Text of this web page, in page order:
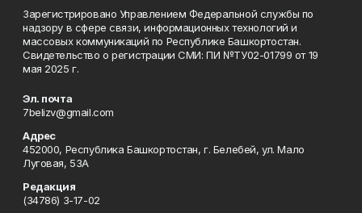
Зарегистрировано Управлением Федеральной службы по
надзору в сфере связи, информационных технологий и
массовых коммуникаций по Республике Башкортостан.
Свидетельство о регистрации СМИ: ПИ №ТУ02-01799 от 19
мая 2025 г.
Эл. почта
7belizv@gmail.com
Адрес
452000, Республика Башкортостан, г. Белебей, ул. Мало
Луговая, 53А
Редакция
(34786) 3-17-02